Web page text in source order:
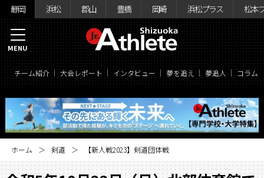
静岡 浜松 郡山 豊橋 岡崎 浜松プラス 松本
チーム紹介 大会レポート インタビュー 夢を追え 夢追人 コラム
MENU
ホーム 剣道 【新人戦2023】剣道団体戦